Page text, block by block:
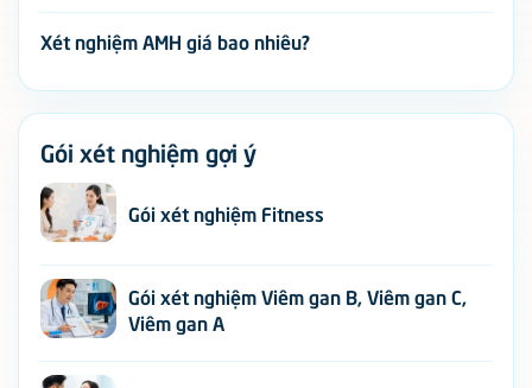
Viêm gan A
Gói xét nghiệm Tầm soát ung thư toàn
Xét nghiệm gợi ý